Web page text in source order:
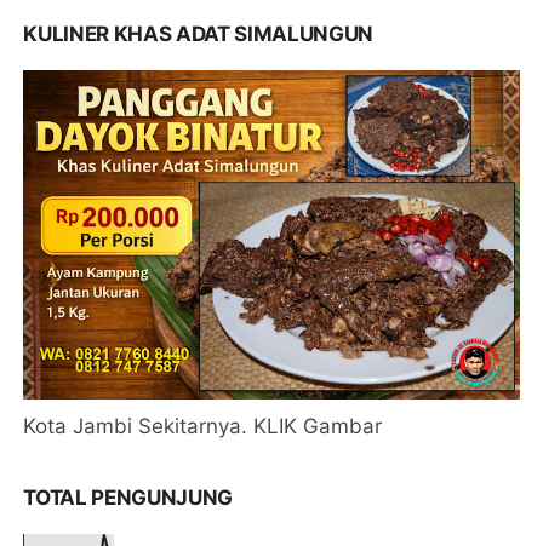
KULINER KHAS ADAT SIMALUNGUN
Kota Jambi Sekitarnya. KLIK Gambar
TOTAL PENGUNJUNG